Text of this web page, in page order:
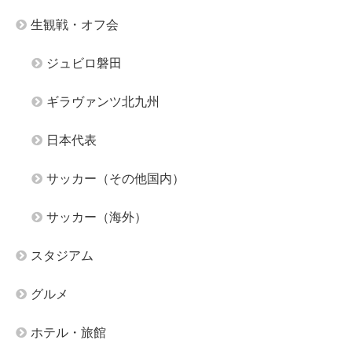
生観戦・オフ会
ジュビロ磐田
ギラヴァンツ北九州
日本代表
サッカー（その他国内）
サッカー（海外）
スタジアム
グルメ
ホテル・旅館